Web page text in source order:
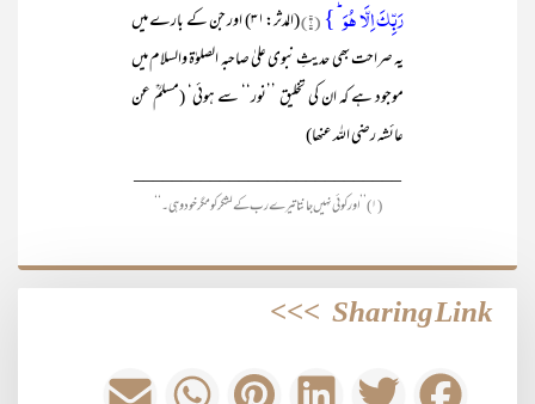
رَبِّکَ اِلَّا ہُوَ ؕ }(۱)
(المدثر:۳۱) اور جن کے بارے میں
یہ صراحت بھی حدیثِ نبوی علیٰ صاحبہ الصلوٰۃ والسلام میں
موجود ہے کہ ان کی تخلیق ’’نور‘‘ سے ہوئی‘ (مسلمؒ عن
عائشہ رضی اللہ عنھا)
____________________________
(۱) ’’اور کوئی نہیں جانتا تیرے رب کے لشکرکو مگر خود وہی۔‘‘
Sharing Link
>>>